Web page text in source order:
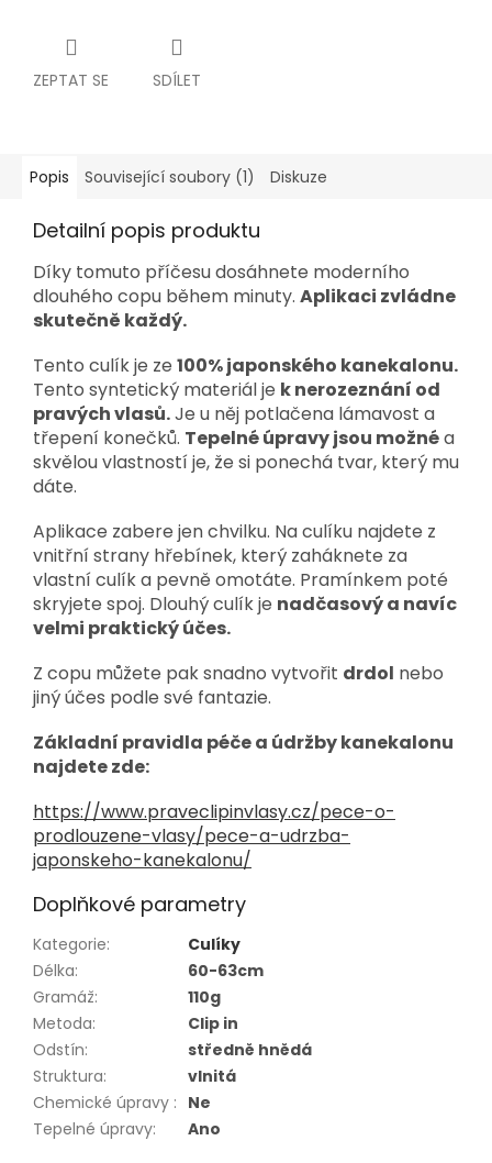
ZEPTAT SE SDÍLET
Popis Související soubory (1) Diskuze
Detailní popis produktu
Díky tomuto příčesu dosáhnete moderního
dlouhého copu během minuty. Aplikaci zvládne
skutečně každý.
Tento culík je ze 100% japonského kanekalonu.
Tento syntetický materiál je k nerozeznání od
pravých vlasů.Je u něj potlačena lámavost a
třepení konečků. Tepelné úpravy jsou možnéa
skvělou vlastností je, že si ponechá tvar, který mu
dáte.
Aplikace zabere jen chvilku. Na culíku najdete z
vnitřní strany hřebínek, který zaháknete za
vlastní culík a pevně omotáte. Pramínkem poté
skryjete spoj. Dlouhý culík je nadčasový a navíc
velmi praktický účes.
Z copu můžete pak snadno vytvořit drdol nebo
jiný účes podle své fantazie.
Základní pravidla péče a údržby kanekalonu
najdete zde:
https://www.praveclipinvlasy.cz/pece-o-
prodlouzene-vlasy/pece-a-udrzba-
japonskeho-kanekalonu/
Doplňkové parametry
Kategorie:
Culíky
Délka:
60-63cm
Gramáž:
110g
Metoda:
Clip in
Odstín:
středně hnědá
Struktura:
vlnitá
Chemické úpravy : Ne
Tepelné úpravy: Ano